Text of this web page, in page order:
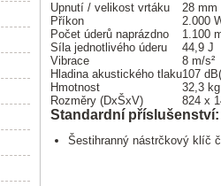
Upnutí / velikost vrtáku
28 mm
Příkon
2.000
Počet úderů naprázdno
1.100
Síla jednotlivého úderu
44,9 J
Vibrace
8 m/s²
Hladina akustického tlaku107
Hmotnost
32,3 kg
Rozměry (DxŠxV)
824 x
Standardní příslušenství:
Šestihranný nástrčkový klíč